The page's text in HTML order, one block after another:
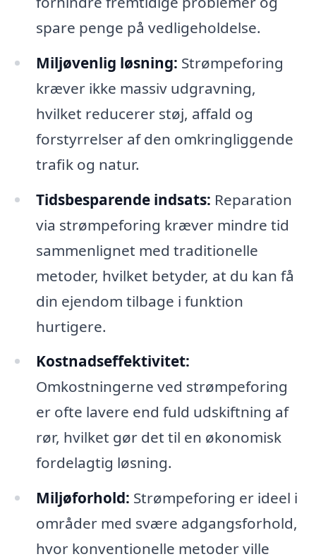
spare penge på vedligeholdelse.
Miljøvenlig løsning: Strømpeforing
kræver ikke massiv udgravning,
hvilket reducerer støj, affald og
forstyrrelser af den omkringliggende
trafik og natur.
Tidsbesparende indsats: Reparation
via strømpeforing kræver mindre tid
sammenlignet med traditionelle
metoder, hvilket betyder, at du kan få
din ejendom tilbage i funktion
hurtigere.
Kostnadseffektivitet:
Omkostningerne ved strømpeforing
er ofte lavere end fuld udskiftning af
rør, hvilket gør det til en økonomisk
fordelagtig løsning.
Miljøforhold: Strømpeforing er ideel i
områder med svære adgangsforhold,
hvor konventionelle metoder ville